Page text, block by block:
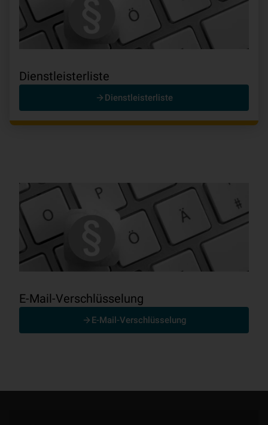
Dienstleisterliste
Dienstleisterliste
E-Mail-Verschlüsselung
E-Mail-Verschlüsselung